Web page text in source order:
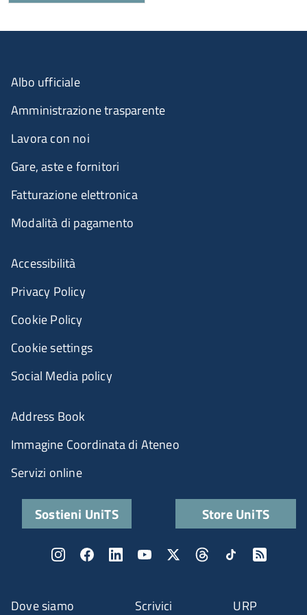
Dove siamo Scrivici URP
Albo ufficiale
Amministrazione trasparente
Lavora con noi
Gare, aste e fornitori
Fatturazione elettronica
Modalità di pagamento
Accessibilità
Privacy Policy
Cookie Policy
Cookie settings
Social Media policy
Address Book
Immagine Coordinata di Ateneo
Servizi online
Sostieni UniTS Store UniTS